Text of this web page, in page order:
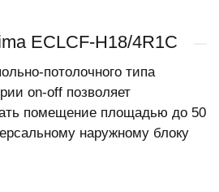
ECLCF-H18/4R1C
потолочного типа
on-off позволяет
помещение площадью до 50
наружному блоку